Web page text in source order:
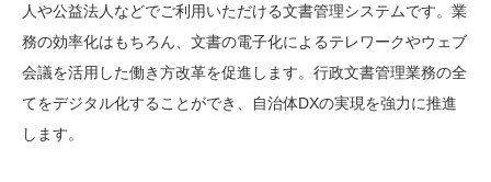
人や公益法人などでご利用いただける文書管理システムです。業
務の効率化はもちろん、文書の電子化によるテレワークやウェブ
会議を活用した働き方改革を促進します。行政文書管理業務の全
てをデジタル化することができ、自治体DXの実現を強力に推進
します。